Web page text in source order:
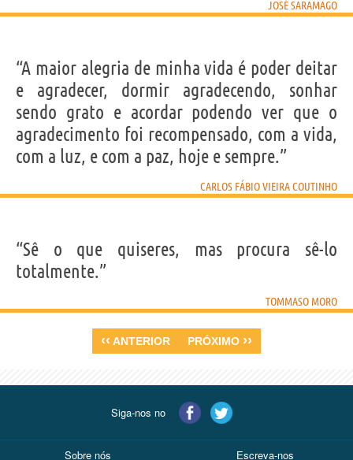
JOSÉ SARAMAGO
“A maior alegria de minha vida é poder deitar
e agradecer, dormir agradecendo, sonhar
sendo grato e acordar podendo ver que o
agradecimento foi recompensado, com a vida,
com a luz, e com a paz, hoje e sempre.”
CARLOS FÁBIO VIEIRA COUTINHO
“Sê o que quiseres, mas procura sê-lo
totalmente.”
TOMMASO MORO
‹‹ ANTERIOR PRÓXIMO ››
Siga-nos no
Sobre nós Escreva-nos